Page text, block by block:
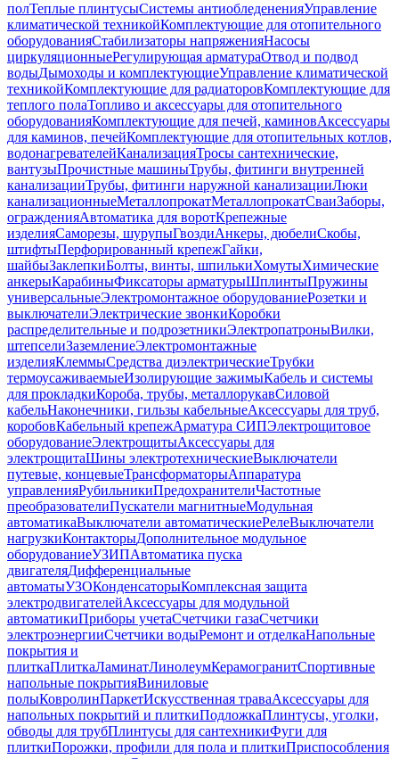
полТеплые плинтусыСистемы антиобледененияУправление
климатической техникойКомплектующие для отопительного
оборудованияСтабилизаторы напряженияНасосы
циркуляционныеРегулирующая арматураОтвод и подвод
водыДымоходы и комплектующиеУправление климатической
техникойКомплектующие для радиаторовКомплектующие для
теплого полаТопливо и аксессуары для отопительного
оборудованияКомплектующие для печей, каминовАксессуары
для каминов, печейКомплектующие для отопительных котлов,
водонагревателейКанализацияТросы сантехнические,
вантузыПрочистные машиныТрубы, фитинги внутренней
канализацииТрубы, фитинги наружной канализацииЛюки
канализационныеМеталлопрокатМеталлопрокатСваиЗаборы,
огражденияАвтоматика для воротКрепежные
изделияСаморезы, шурупыГвоздиАнкеры, дюбелиСкобы,
штифтыПерфорированный крепежГайки,
шайбыЗаклепкиБолты, винты, шпилькиХомутыХимические
анкерыКарабиныФиксаторы арматурыШплинтыПружины
универсальныеЭлектромонтажное оборудованиеРозетки и
выключателиЭлектрические звонкиКоробки
распределительные и подрозетникиЭлектропатроныВилки,
штепселиЗаземлениеЭлектромонтажные
изделияКлеммыСредства диэлектрическиеТрубки
термоусаживаемыеИзолирующие зажимыКабель и системы
для прокладкиКороба, трубы, металлорукавСиловой
кабельНаконечники, гильзы кабельныеАксессуары для труб,
коробовКабельный крепежАрматура СИПЭлектрощитовое
оборудованиеЭлектрощитыАксессуары для
электрощитаШины электротехническиеВыключатели
путевые, концевыеТрансформаторыАппаратура
управленияРубильникиПредохранителиЧастотные
преобразователиПускатели магнитныеМодульная
автоматикаВыключатели автоматическиеРелеВыключатели
нагрузкиКонтакторыДополнительное модульное
оборудованиеУЗИПАвтоматика пуска
двигателяДифференциальные
автоматыУЗОКонденсаторыКомплексная защита
электродвигателейАксессуары для модульной
автоматикиПриборы учетаСчетчики газаСчетчики
электроэнергииСчетчики водыРемонт и отделкаНапольные
покрытия и
плиткаПлиткаЛаминатЛинолеумКерамогранитСпортивные
напольные покрытияВиниловые
полыКовролинПаркетИскусственная траваАксессуары для
напольных покрытий и плиткиПодложкаПлинтусы, уголки,
обводы для трубПлинтусы для сантехникиФуги для
плиткиПорожки, профили для пола и плиткиПриспособления